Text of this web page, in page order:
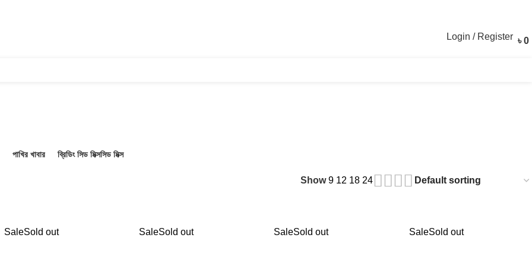
Login / Register ৳0
পাখির খাবার
ব্রিডিং সিড মিক্সসিড মিক্স
Show9 12 18 24
SaleSold out SaleSold out SaleSold out SaleSold out